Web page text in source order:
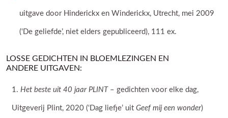
uitgave door Hinderickx en Winderickx, Utrecht, mei 2009
(‘De geliefde’, niet elders gepubliceerd), 111 ex.
LOSSE GEDICHTEN IN BLOEMLEZINGEN EN
ANDERE UITGAVEN:
Het beste uit 40 jaar PLINT – gedichten voor elke dag,
Uitgeverij Plint, 2020 (‘Dag liefje’ uitGeef mij een wonder)